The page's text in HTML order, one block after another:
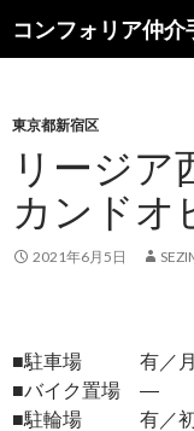
コンフォリア仲介
索
ン
ツ
へ
ス
キ
ッ
東京都新宿区
リージア
カンドオ
2021年6月5日
■駐車場 有／月
■バイク置場 ―
■駐輪場 有／初